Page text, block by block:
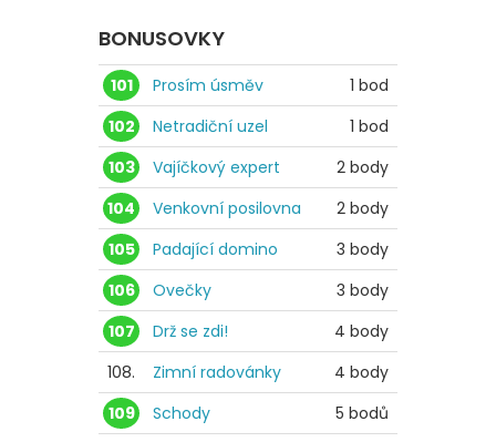
BONUSOVKY
101 Prosím úsměv
1 bod
102
Netradiční uzel
1 bod
103
Vajíčkový expert
2 body
104
Venkovní posilovna
2 body
105
Padající domino
3 body
106
Ovečky
3 body
107
Drž se zdi!
4 body
108.
Zimní radovánky
4 body
109
Schody
5 bodů